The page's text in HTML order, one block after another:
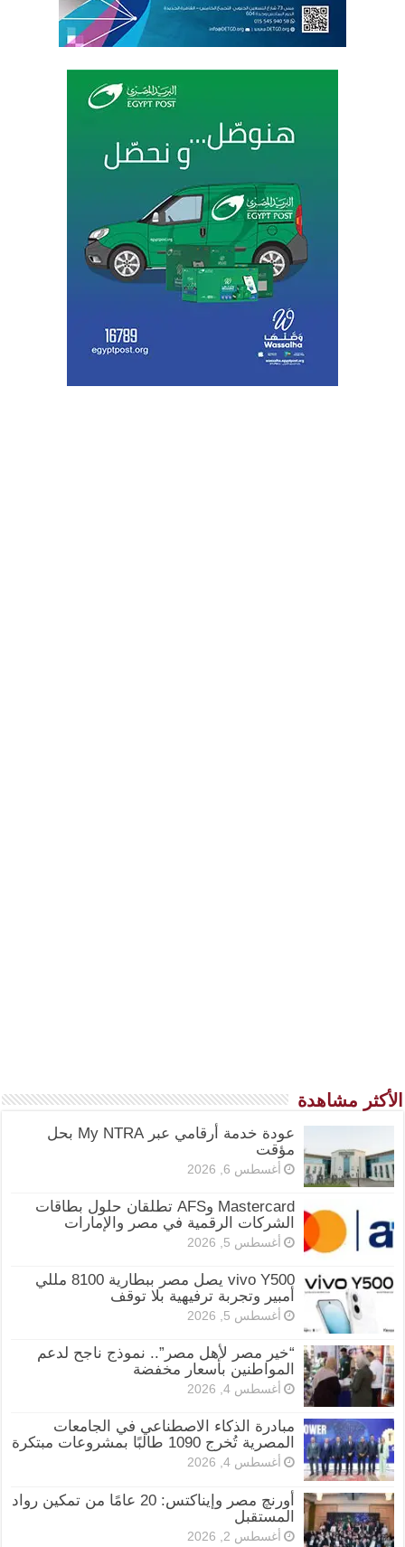
الأكثر مشاهدة
عودة خدمة أرقامي عبر My NTRA بحل
مؤقت
أغسطس 6, 2026
Mastercard وAFS تطلقان حلول بطاقات
الشركات الرقمية في مصر والإمارات
أغسطس 5, 2026
vivo Y500 يصل مصر ببطارية 8100 مللي
أمبير وتجربة ترفيهية بلا توقف
أغسطس 5, 2026
“خير مصر لأهل مصر”.. نموذج ناجح لدعم
المواطنين بأسعار مخفضة
أغسطس 4, 2026
مبادرة الذكاء الاصطناعي في الجامعات
المصرية تُخرج 1090 طالبًا بمشروعات مبتكرة
أغسطس 4, 2026
أورنچ مصر وإيناكتس: 20 عامًا من تمكين رواد
المستقبل
أغسطس 2, 2026